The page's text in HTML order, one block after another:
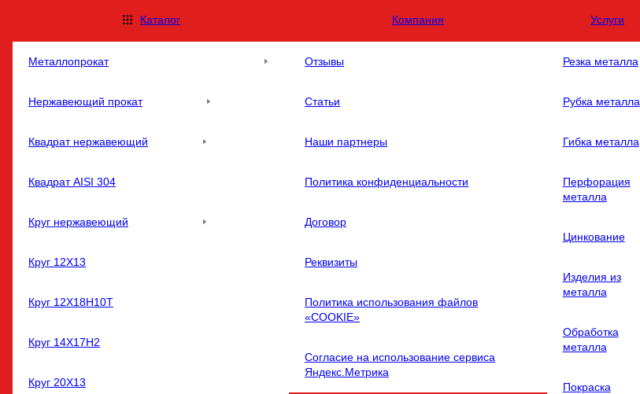
Каталог
Металлопрокат
Нержавеющий прокат
Квадрат нержавеющий
Квадрат AISI 304
Круг нержавеющий
Круг 12Х13
Круг 12Х18Н10Т
Круг 14Х17Н2
Круг 20Х13
Компания
Отзывы
Статьи
Наши партнеры
Политика конфиденциальности
Договор
Реквизиты
Политика использования файлов
«COOKIE»
Согласие на использование сервиса
Яндекс.Метрика
Услуги
Резка металла
Рубка металла
Гибка металла
Перфорация
металла
Цинкование
Изделия из
металла
Обработка
металла
Покраска